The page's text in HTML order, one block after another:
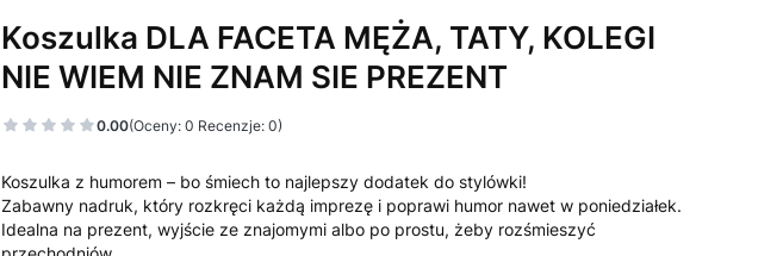
Koszulka DLA FACETA MĘŻA, TATY, KOLEGI
NIE WIEM NIE ZNAM SIE PREZENT
0.00(Oceny: 0 Recenzje: 0)
Koszulka z humorem – bo śmiech to najlepszy dodatek do stylówki!
Zabawny nadruk, który rozkręci każdą imprezę i poprawi humor nawet w poniedziałek.
Idealna na prezent, wyjście ze znajomymi albo po prostu, żeby rozśmieszyć